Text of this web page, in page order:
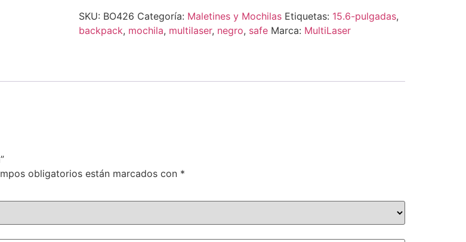
SKU: BO426 Categoría: Maletines y Mochilas Etiquetas: 15.6-pulgadas,
backpack, mochila, multilaser, negro, safe Marca: MultiLaser
obligatorios están marcados con *